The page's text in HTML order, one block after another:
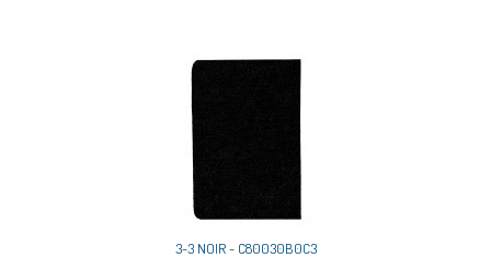
3-3 NOIR - C80030B0C3